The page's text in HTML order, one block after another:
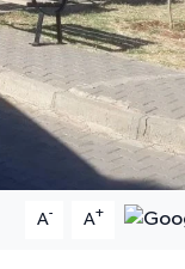
A- A+